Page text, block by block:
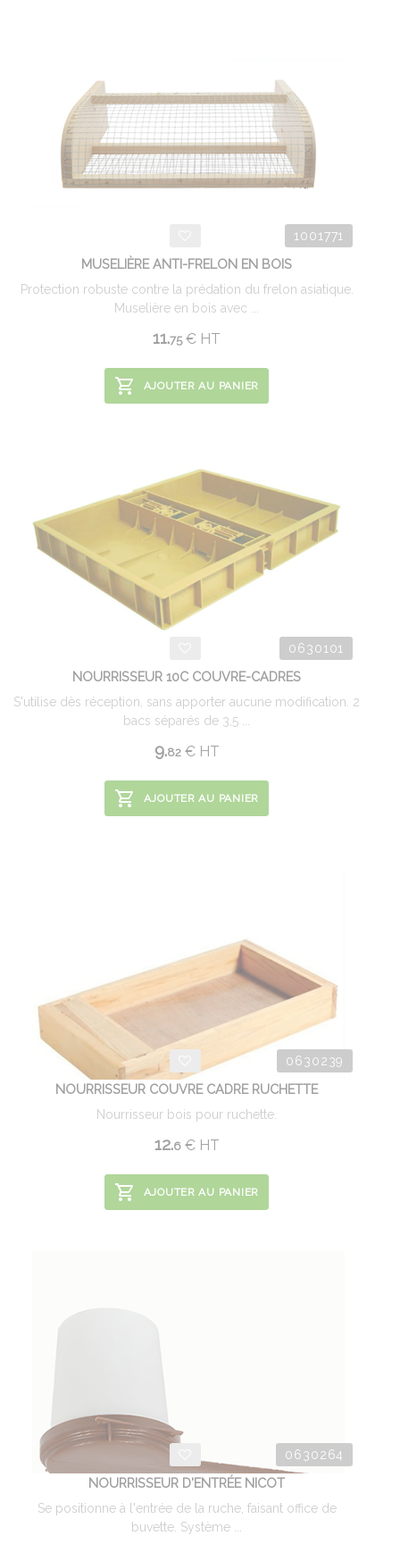
1001771
MUSELIÈRE ANTI-FRELON EN BOIS
Protection robuste contre la prédation du frelon asiatique.
Muselière en bois avec ...
11.75 € HT
AJOUTER AU PANIER
0630101
NOURRISSEUR 10C COUVRE-CADRES
S'utilise dès réception, sans apporter aucune modification. 2
bacs séparés de 3,5 ...
9.82 €HT
AJOUTER AU PANIER
0630239
NOURRISSEUR COUVRE CADRE RUCHETTE
Nourrisseur bois pour ruchette.
12.6 €HT
AJOUTER AU PANIER
0630264
NOURRISSEUR D'ENTRÉE NICOT
Se positionne à l'entrée de la ruche, faisant office de
buvette. Système ...